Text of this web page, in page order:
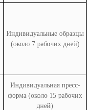
Индивидуальные образцы
(около 7 рабочих дней)
Индивидуальная пресс-
форма (около 15 рабочих
дней)